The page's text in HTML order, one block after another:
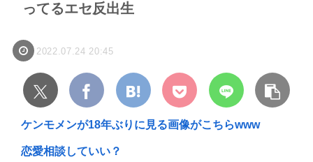
ってるエセ反出生
2022.07.24 20:45
ケンモメンが18年ぶりに見る画像がこちらwww
恋愛相談していい？